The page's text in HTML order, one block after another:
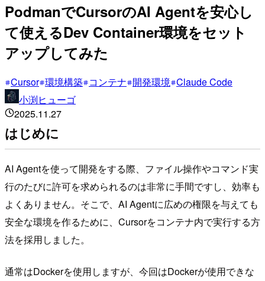
PodmanでCursorのAI Agentを安心し
て使えるDev Container環境をセット
アップしてみた
Cursor 環境構築 コンテナ 開発環境 Claude Code
小渕ヒューゴ
2025.11.27
はじめに
AI Agentを使って開発をする際、ファイル操作やコマンド実
行のたびに許可を求められるのは非常に手間ですし、効率も
よくありません。そこで、AI Agentに広めの権限を与えても
安全な環境を作るために、Cursorをコンテナ内で実行する方
法を採用しました。
通常はDockerを使用しますが、今回はDockerが使用できな